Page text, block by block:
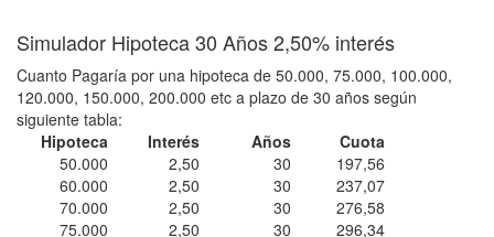
Simulador Hipoteca 30 Años 2,50% interés
Cuanto Pagaría por una hipoteca de 50.000, 75.000, 100.000,
120.000, 150.000, 200.000 etc a plazo de 30 años según
siguiente tabla:
Hipoteca
Interés Años
Cuota
50.000
2,50 30
197,56
60.000
2,50 30
237,07
70.000
2,50 30
276,58
75.000
2,50 30
296,34